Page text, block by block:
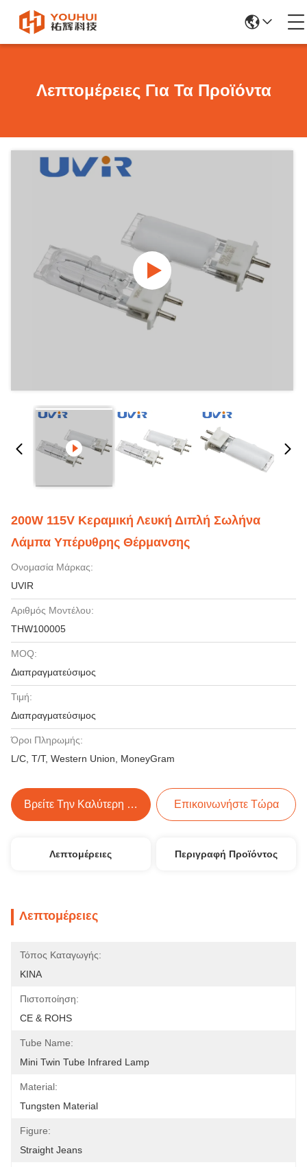
Λεπτομέρειες Για Τα Προϊόντα
200W 115V Κεραμική Λευκή Διπλή Σωλήνα
Λάμπα Υπέρυθρης Θέρμανσης
Ονομασία Μάρκας:
UVIR
Αριθμός Μοντέλου:
THW100005
MOQ:
Διαπραγματεύσιμος
Τιμή:
Διαπραγματεύσιμος
Όροι Πληρωμής:
L/C, T/T, Western Union, MoneyGram
Βρείτε Την Καλύτερη Τιμή Επικοινωνήστε Τώρα
Λεπτομέρειες Περιγραφή Προϊόντος
Λεπτομέρειες
Τόπος Καταγωγής:
ΚΙΝΑ
Πιστοποίηση:
CE & ROHS
Tube Name:
Mini Twin Tube Infrared Lamp
Material:
Tungsten Material
Figure:
Straight Jeans